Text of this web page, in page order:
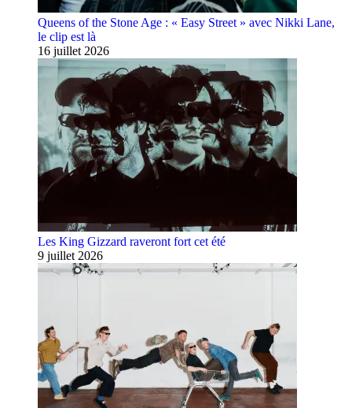
Queens of the Stone Age : « Easy Street » avec Nikki Lane,
le clip est là
16 juillet 2026
Les King Gizzard raveront fort cet été
9 juillet 2026